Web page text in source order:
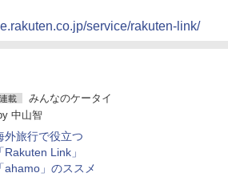
service/rakuten-link/
連載
みんなのケータイ
中山智
外旅行で役立つ
「Rakuten Link」
「ahamo」のススメ